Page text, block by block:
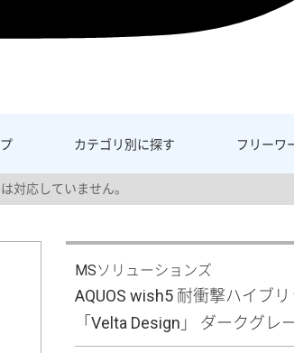
カテゴリ別に探す フリーワ
対応していません。
MSソリューションズ
AQUOS wish5 耐衝撃ハイブ
「Velta Design」 ダークグレ